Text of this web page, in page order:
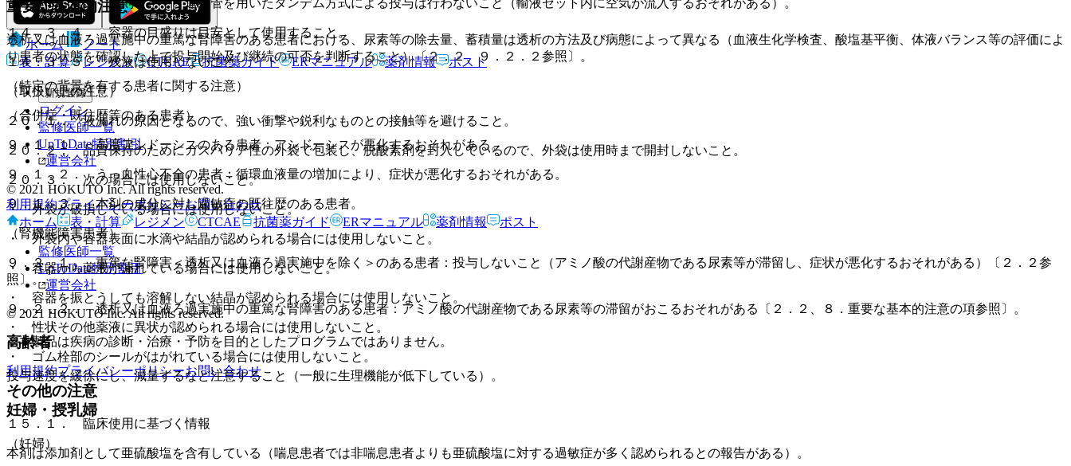
１４．３．３． 原則として、連結管を用いたタンデム方式による投与は行わないこと（輸液セット内に空気が流入するおそれがある）。
１４．３．４． 容器の目盛りは目安として使用すること。
１４．３．５． 残液は使用しないこと。
（取扱い上の注意）
２０．１． 液漏れの原因となるので、強い衝撃や鋭利なものとの接触等を避けること。
２０．２． 品質保持のためにガスバリア性の外袋で包装し、脱酸素剤を封入しているので、外袋は使用時まで開封しないこと。
２０．３． 次の場合には使用しないこと。
・ 外袋が破損している場合には使用しないこと。
・ 外袋内や容器表面に水滴や結晶が認められる場合には使用しないこと。
・ 容器から薬液が漏れている場合には使用しないこと。
・ 容器を振とうしても溶解しない結晶が認められる場合には使用しないこと。
・ 性状その他薬液に異状が認められる場合には使用しないこと。
・ ゴム栓部のシールがはがれている場合には使用しないこと。
その他の注意
１５．１． 臨床使用に基づく情報
本剤は添加剤として亜硫酸塩を含有している（喘息患者では非喘息患者よりも亜硫酸塩に対する過敏症が多く認められるとの報告がある）。
重要な基本的注意
透析又は血液ろ過実施中の重篤な腎障害のある患者における、尿素等の除去量、蓄積量は透析の方法及び病態によって異なる（血液生化学検査、酸塩基平衡、体液バランス等の評価によ
り患者の状態を確認した上で投与開始及び継続の可否を判断すること）〔２．２、９．２．２参照〕。
（特定の背景を有する患者に関する注意）
（合併症・既往歴等のある患者）
９．１．１． 高度アシドーシスのある患者：アシドーシスが悪化するおそれがある。
９．１．２． うっ血性心不全の患者：循環血液量の増加により、症状が悪化するおそれがある。
９．１．３． 本剤の成分に対し過敏症の既往歴のある患者。
（腎機能障害患者）
９．２．１． 重篤な腎障害＜透析又は血液ろ過実施中を除く＞のある患者：投与しないこと（アミノ酸の代謝産物である尿素等が滞留し、症状が悪化するおそれがある）〔２．２参
照〕。
９．２．２． 透析又は血液ろ過実施中の重篤な腎障害のある患者：アミノ酸の代謝産物である尿素等の滞留がおこるおそれがある〔２．２、８．重要な基本的注意の項参照〕。
高齢者
投与速度を緩徐にし、減量するなど注意すること（一般に生理機能が低下している）。
妊婦・授乳婦
（妊婦）
ホーム
ノート
表・計算
レジメン CTCAE 抗菌薬ガイド ERマニュアル 薬剤情報 ポスト
新規登録
ログイン
監修医師一覧
UpToDate特別割引
運営会社
© 2021 HOKUTO Inc. All rights reserved.
利用規約プライバシーポリシーお問い合わせ
ホーム
表・計算 レジメン CTCAE 抗菌薬ガイド ERマニュアル 薬剤情報 ポスト
監修医師一覧
UpToDate特別割引
運営会社
© 2021 HOKUTO Inc. All rights reserved.
※本製品は疾病の診断・治療・予防を目的としたプログラムではありません。
利用規約プライバシーポリシーお問い合わせ